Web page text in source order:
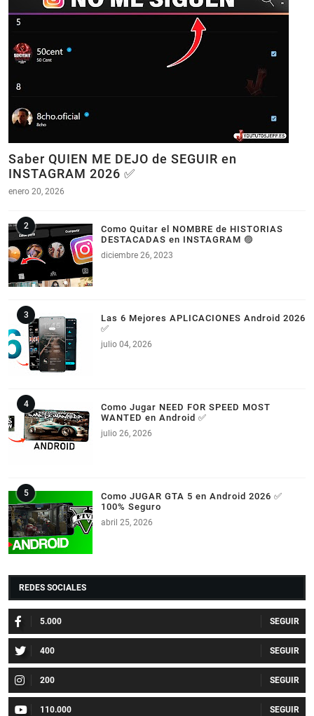
Saber QUIEN ME DEJO de SEGUIR en
INSTAGRAM 2026 ✅
enero 20, 2026
Como Quitar el NOMBRE de HISTORIAS
DESTACADAS en INSTAGRAM 🟣
diciembre 26, 2023
Las 6 Mejores APLICACIONES Android 2026
✅
julio 04, 2026
Como Jugar NEED FOR SPEED MOST
WANTED en Android ✅
julio 26, 2026
Como JUGAR GTA 5 en Android 2026 ✅
100% Seguro
abril 25, 2026
REDES SOCIALES
5.000
400
200
110.000